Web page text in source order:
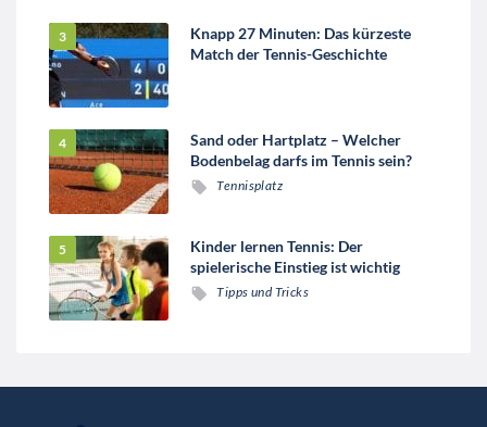
Knapp 27 Minuten: Das kürzeste
Match der Tennis-Geschichte
Sand oder Hartplatz – Welcher
Bodenbelag darfs im Tennis sein?
Tennisplatz
Kinder lernen Tennis: Der
spielerische Einstieg ist wichtig
Tipps und Tricks